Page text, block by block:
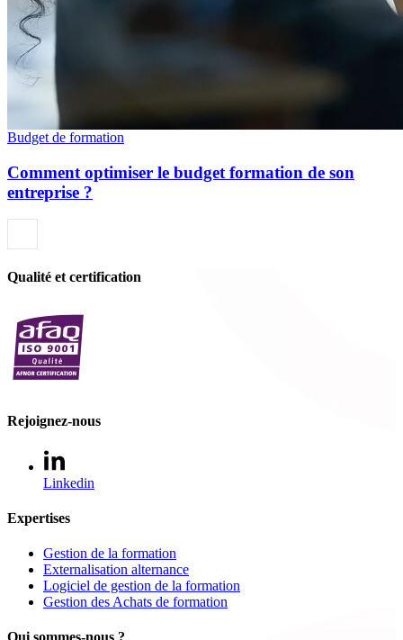
Budget de formation
Comment optimiser le budget formation de son
entreprise ?
Qualité et certification
Rejoignez-nous
Linkedin
Expertises
Gestion de la formation
Externalisation alternance
Logiciel de gestion de la formation
Gestion des Achats de formation